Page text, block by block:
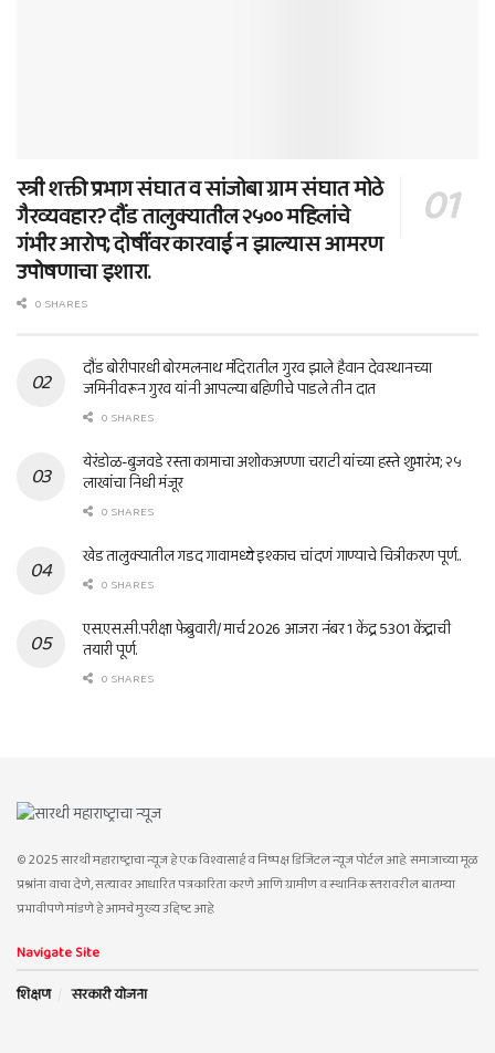
स्त्री शक्ती प्रभाग संघात व सांजोबा ग्राम संघात मोठे
गैरव्यवहार? दौंड तालुक्यातील २५०० महिलांचे
गंभीर आरोप; दोषींवर कारवाई न झाल्यास आमरण
उपोषणाचा इशारा.
0 SHARES
दौंड बोरीपारधी बोरमलनाथ मंदिरातील गुरव झाले हैवान देवस्थानच्या
जमिनीवरून गुरव यांनी आपल्या बहिणीचे पाडले तीन दात
0 SHARES
येरंडोळ-बुजवडे रस्ता कामाचा अशोकअण्णा चराटी यांच्या हस्ते शुभारंभ; २५
लाखांचा निधी मंजूर
0 SHARES
खेड तालुक्यातील गडद गावामध्ये इश्काच चांदणं गाण्याचे चित्रीकरण पूर्ण..
0 SHARES
एस.एस.सी.परीक्षा फेब्रुवारी/ मार्च 2026 आजरा नंबर 1 केंद्र 5301 केंद्राची
तयारी पूर्ण.
0 SHARES
© 2025 सारथी महाराष्ट्राचा न्यूज हे एक विश्वासार्ह व निष्पक्ष डिजिटल न्यूज पोर्टल आहे. समाजाच्या मूळ
प्रश्नांना वाचा देणे, सत्यावर आधारित पत्रकारिता करणे आणि ग्रामीण व स्थानिक स्तरावरील बातम्या
प्रभावीपणे मांडणे हे आमचे मुख्य उद्दिष्ट आहे.
Navigate Site
शिक्षण
सरकारी योजना